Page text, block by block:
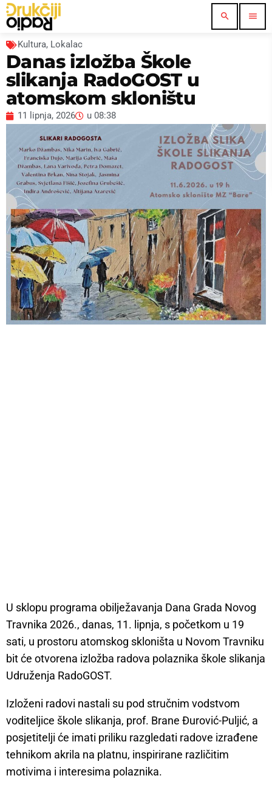
search menu
Kultura, Lokalac
Danas izložba Škole
slikanja RadoGOST u
atomskom skloništu
11 lipnja, 2026 u 08:38
U sklopu programa obilježavanja Dana Grada Novog
Travnika 2026., danas, 11. lipnja, s početkom u 19
sati, u prostoru atomskog skloništa u Novom Travniku
bit će otvorena izložba radova polaznika škole slikanja
Udruženja RadoGOST.
Izloženi radovi nastali su pod stručnim vodstvom
voditeljice škole slikanja, prof. Brane Đurović-Puljić, a
posjetitelji će imati priliku razgledati radove izrađene
tehnikom akrila na platnu, inspirirane različitim
motivima i interesima polaznika.